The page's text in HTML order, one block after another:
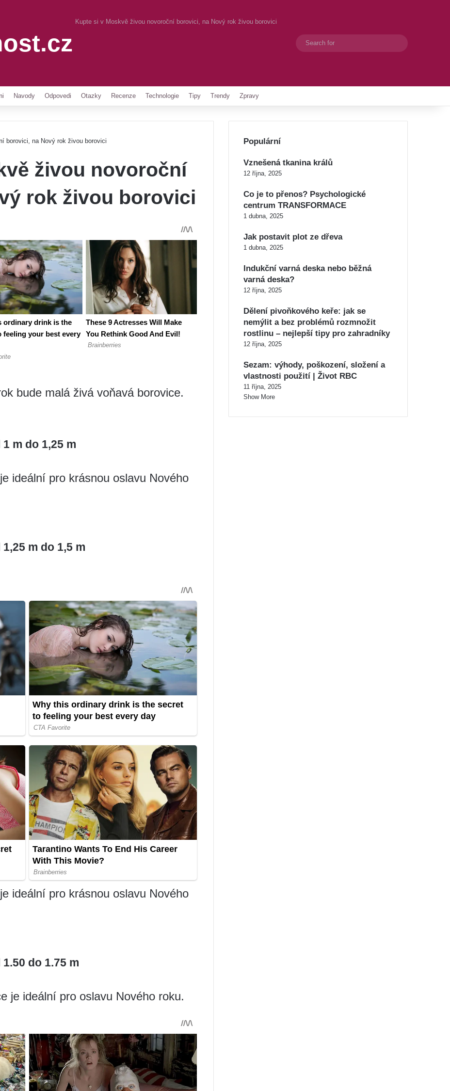
Kupte si v Moskvě živou novoroční borovici, na Nový rok živou borovici
Switch skin
Navody Odpovedi Otazky Recenze Technologie Tipy Trendy Zpravy
borovici, na Nový rok živou borovici
živou novoroční
rok živou borovici
bude malá živá voňavá borovice.
m do 1,25 m
ideální pro krásnou oslavu Nového
m do 1,5 m
ideální pro krásnou oslavu Nového
do 1.75 m
je ideální pro oslavu Nového roku.
Populární
Vznešená tkanina králů
12 října, 2025
Co je to přenos? Psychologické
centrum TRANSFORMACE
1 dubna, 2025
Jak postavit plot ze dřeva
1 dubna, 2025
Indukční varná deska nebo běžná
varná deska?
12 října, 2025
Dělení pivoňkového keře: jak se
nemýlit a bez problémů rozmnožit
rostlinu – nejlepší tipy pro zahradníky
12 října, 2025
Sezam: výhody, poškození, složení a
vlastnosti použití | Život RBC
11 října, 2025
Show More